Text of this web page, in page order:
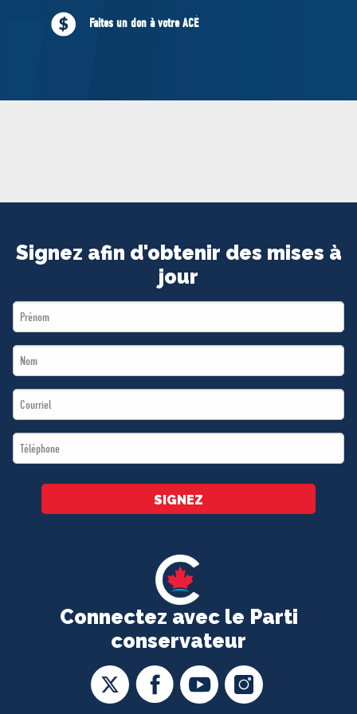
MÉDIAS
BÉNÉVOLE
Faites un don à votre ACÉ
Connectez avec le Parti
conservateur
Signez afin d'obtenir des mises à
jour
First
Name
Last
Name
Email
*
Téléphone
*
SIGNEZ